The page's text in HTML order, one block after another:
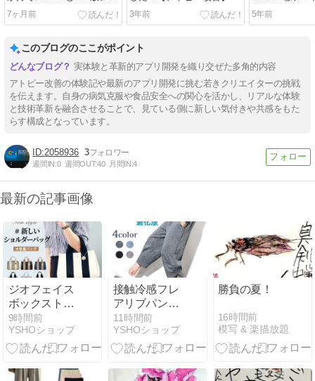
リを開発＆リリースしてみ
た話】
7ヶ月前
3年前
する方法
5年前
このブログのここがポイント
実体験と革新的アプリ開発を織り交ぜた多角的内容
アトピー改善の体験記や最新のアプリ開発に挑む若きクリエイターの挑戦
を伝えます。自身の病気克服や食品安全への関心を活かし、リアルな体験
と技術革新を融合させることで、見ている側に新しい気付きや共感をもた
らす構成となっています。
2058936 3
週間IN:0 週間OUT:40 月間IN:4
最新の記事画像
ジオフェイス
ボックストー
ト 2WAYトー
トバッグ 肩楽
トートバッグ
9時間前
YSHOショップ
接触冷感フレ
アリブパンツ
しゃり感カラ
ーワイドパン
ツ リネン・麻
11時間前
YSHOショップ
勝負の夏！
16時間前
模写 & 楽描放題